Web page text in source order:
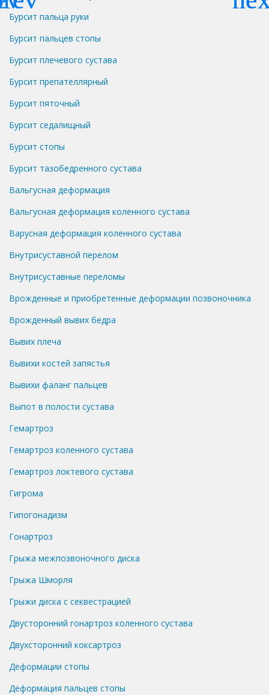
Бурсит пальца руки
Бурсит пальцев стопы
Бурсит плечевого сустава
Бурсит препателлярный
Бурсит пяточный
Бурсит седалищный
Бурсит стопы
Бурсит тазобедренного сустава
Вальгусная деформация
Вальгусная деформация коленного сустава
Варусная деформация коленного сустава
Внутрисуставной перелом
Внутрисуставные переломы
Врожденные и приобретенные деформации позвоночника
Врожденный вывих бедра
Вывих плеча
Вывихи костей запястья
Вывихи фаланг пальцев
Выпот в полости сустава
Гемартроз
Гемартроз коленного сустава
Гемартроз локтевого сустава
Гигрома
Гипогонадизм
Гонартроз
Грыжа межпозвоночного диска
Грыжа Шморля
Грыжи диска с секвестрацией
Двусторонний гонартроз коленного сустава
Двухсторонний коксартроз
Деформации стопы
Деформация пальцев стопы